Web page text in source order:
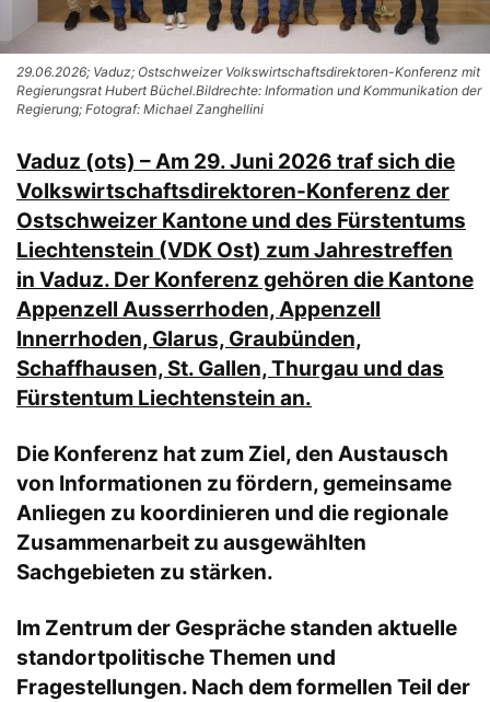
29.06.2026; Vaduz; Ostschweizer Volkswirtschaftsdirektoren-Konferenz mit
Regierungsrat Hubert Büchel.Bildrechte: Information und Kommunikation der
Regierung; Fotograf: Michael Zanghellini
Vaduz (ots) – Am 29. Juni 2026 traf sich die
Volkswirtschaftsdirektoren-Konferenz der
Ostschweizer Kantone und des Fürstentums
Liechtenstein (VDK Ost) zum Jahrestreffen
in Vaduz. Der Konferenz gehören die Kantone
Appenzell Ausserrhoden, Appenzell
Innerrhoden, Glarus, Graubünden,
Schaffhausen, St. Gallen, Thurgau und das
Fürstentum Liechtenstein an.
Die Konferenz hat zum Ziel, den Austausch
von Informationen zu fördern, gemeinsame
Anliegen zu koordinieren und die regionale
Zusammenarbeit zu ausgewählten
Sachgebieten zu stärken.
Im Zentrum der Gespräche standen aktuelle
standortpolitische Themen und
Fragestellungen. Nach dem formellen Teil der